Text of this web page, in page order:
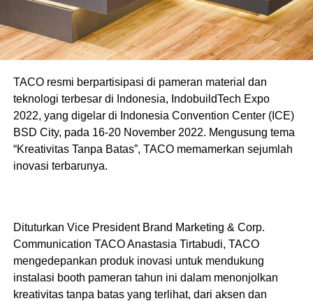
TACO resmi berpartisipasi di pameran material dan
teknologi terbesar di Indonesia, IndobuildTech Expo
2022, yang digelar di Indonesia Convention Center (ICE)
BSD City, pada 16-20 November 2022. Mengusung tema
“Kreativitas Tanpa Batas”, TACO memamerkan sejumlah
inovasi terbarunya.
Dituturkan Vice President Brand Marketing & Corp.
Communication TACO Anastasia Tirtabudi, TACO
mengedepankan produk inovasi untuk mendukung
instalasi booth pameran tahun ini dalam menonjolkan
kreativitas tanpa batas yang terlihat, dari aksen dan